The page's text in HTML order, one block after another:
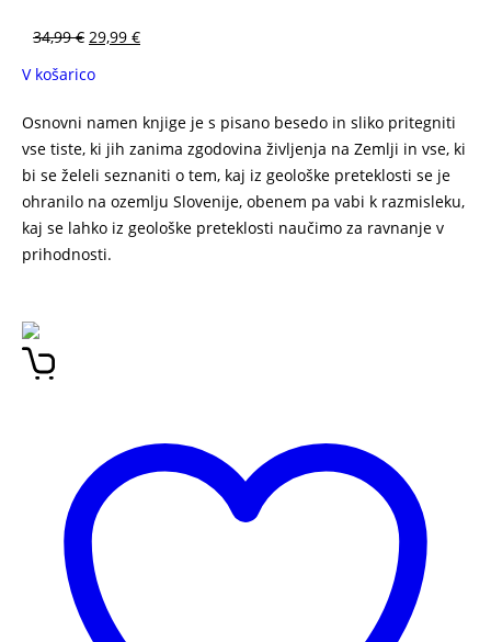
34,99€ 29,99 €
V košarico
Osnovni namen knjige je s pisano besedo in sliko pritegniti
vse tiste, ki jih zanima zgodovina življenja na Zemlji in vse, ki
bi se želeli seznaniti o tem, kaj iz geološke preteklosti se je
ohranilo na ozemlju Slovenije, obenem pa vabi k razmisleku,
kaj se lahko iz geološke preteklosti naučimo za ravnanje v
prihodnosti.